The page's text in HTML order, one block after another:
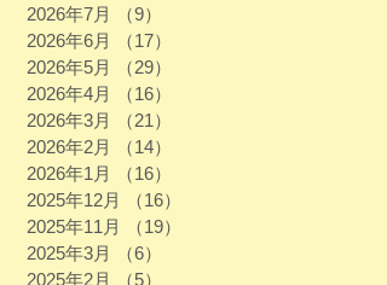
2026年7月 （9）
2026年6月
（17）
2026年5月
（29）
2026年4月
（16）
2026年3月
（21）
2026年2月
（14）
2026年1月
（16）
2025年12月
（16）
2025年11月
（19）
2025年3月
（6）
2025年2月
（5）